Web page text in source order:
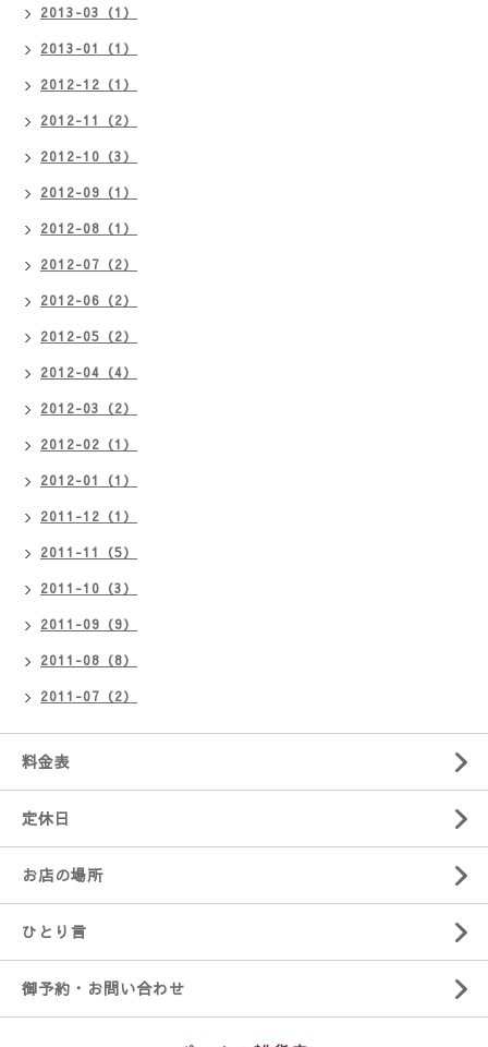
2013-03（1）
2013-01（1）
2012-12（1）
2012-11（2）
2012-10（3）
2012-09（1）
2012-08（1）
2012-07（2）
2012-06（2）
2012-05（2）
2012-04（4）
2012-03（2）
2012-02（1）
2012-01（1）
2011-12（1）
2011-11（5）
2011-10（3）
2011-09（9）
2011-08（8）
2011-07（2）
料金表
定休日
お店の場所
ひとり言
御予約・お問い合わせ